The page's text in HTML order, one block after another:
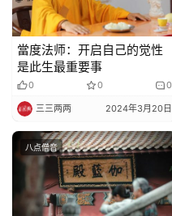
當度法师：开启自己的觉性
是此生最重要事
0 0 0
三三两两 2024年3月20日
八点僧音